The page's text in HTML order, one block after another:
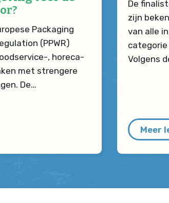
Packaging
(PPWR)
, horeca-
met strengere
De…
De
zijn
van alle
Volgens
Meer